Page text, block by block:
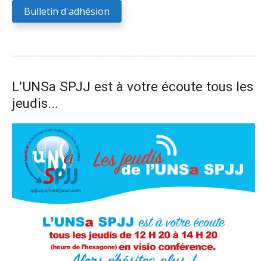
Bulletin d'adhésion
L’UNSa SPJJ est à votre écoute tous les
jeudis...